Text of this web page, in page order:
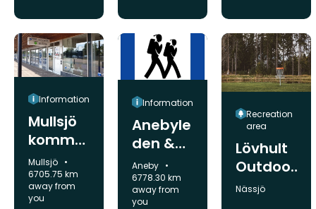
s
Information
Mullsjö
kommu
n,
Infocent
er
Municipality:
Mullsjö
6705.75 km
away from
you
Information
Anebyle
den &
Högland
sleden,
anslutni
Municipality:
Aneby
6778.30 km
away from
you
Recreation
area
Lövhult
Outdoor
Recreati
Municipality:
Nässjö